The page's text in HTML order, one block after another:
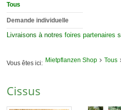
Tous
Demande individuelle
Livraisons à notresfoires partenaires
Vous êtes ici: Mietpflanzen Shop Tous
Cissus